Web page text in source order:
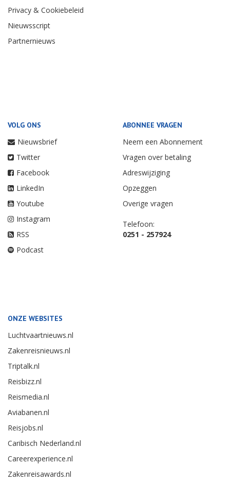
Privacy & Cookiebeleid
Nieuwsscript
Partnernieuws
VOLG ONS
Nieuwsbrief
Twitter
Facebook
LinkedIn
Youtube
Instagram
RSS
Podcast
ABONNEE VRAGEN
Neem een Abonnement
Vragen over betaling
Adreswijziging
Opzeggen
Overige vragen
Telefoon:
0251 - 257924
ONZE WEBSITES
Luchtvaartnieuws.nl
Zakenreisnieuws.nl
Triptalk.nl
Reisbizz.nl
Reismedia.nl
Aviabanen.nl
Reisjobs.nl
Caribisch Nederland.nl
Careerexperience.nl
Zakenreisawards.nl